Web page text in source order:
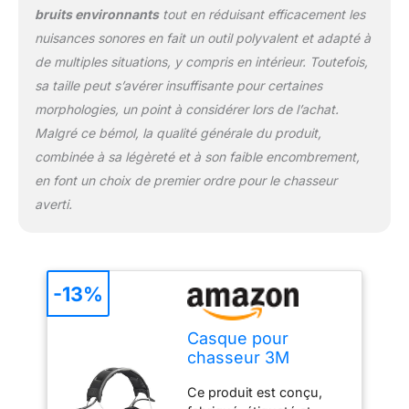
pas besoin de retirer
votre casque Mise hors
tension automatique du
de non-utilisation pour
économiser l'énergie,
avec signal de batterie
faible vous indiquant
rechargé
bruits environnantstout en réduisant efficacement les
nuisances sonores en fait un outil polyvalent et adapté à
de multiples situations, y compris en intérieur. Toutefois,
sa taille peut s’avérer insuffisante pour certaines
morphologies, un point à considérer lors de l’achat.
Malgré ce bémol, la qualité générale du produit,
combinée à sa légèreté et à son faible encombrement,
en font un choix de premier ordre pour le chasseur
averti.
Casque pour
chasseur 3M
dB, vert, serre-tête,
Ce produit est conçu,
-13%